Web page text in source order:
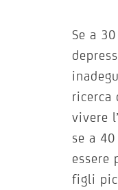
Se a
ricerca
vivere
se a
essere
figli